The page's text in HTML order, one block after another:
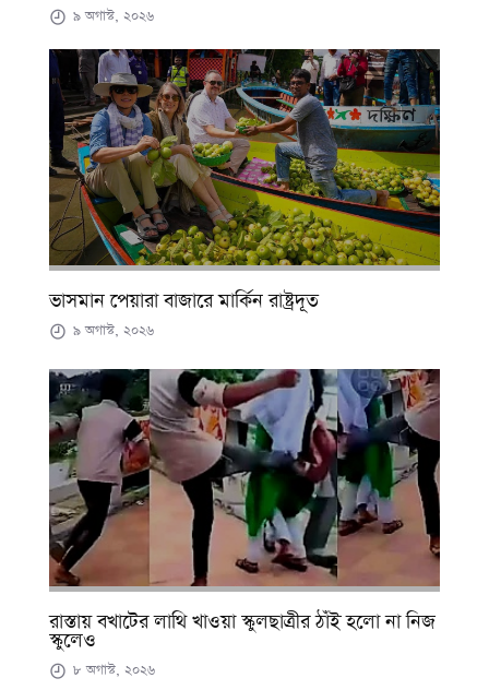
৯ অগাস্ট, ২০২৬
ভাসমান পেয়ারা বাজারে মার্কিন রাষ্ট্রদূত
৯ অগাস্ট, ২০২৬
রাস্তায় বখাটের লাথি খাওয়া স্কুলছাত্রীর ঠাঁই হলো না নিজ
স্কুলেও
৮ অগাস্ট, ২০২৬